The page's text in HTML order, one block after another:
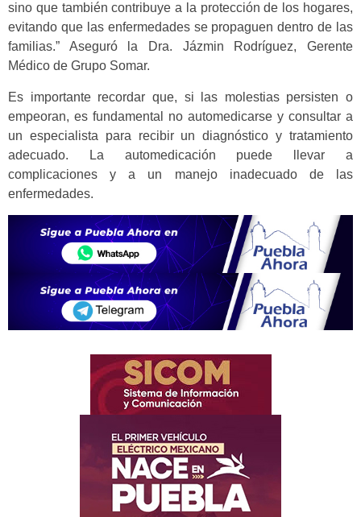
sino que también contribuye a la protección de los hogares,
evitando que las enfermedades se propaguen dentro de las
familias.” Aseguró la Dra. Jázmin Rodríguez, Gerente
Médico de Grupo Somar.
Es importante recordar que, si las molestias persisten o
empeoran, es fundamental no automedicarse y consultar a
un especialista para recibir un diagnóstico y tratamiento
adecuado. La automedicación puede llevar a
complicaciones y a un manejo inadecuado de las
enfermedades.